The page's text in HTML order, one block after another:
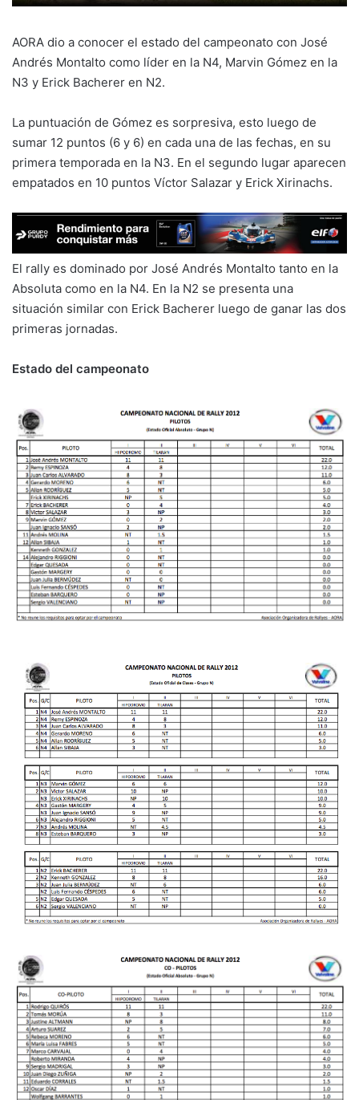
AORA dio a conocer el estado del campeonato con José
Andrés Montalto como líder en la N4, Marvin Gómez en la
N3 y Erick Bacherer en N2.
La puntuación de Gómez es sorpresiva, esto luego de
sumar 12 puntos (6 y 6) en cada una de las fechas, en su
primera temporada en la N3. En el segundo lugar aparecen
empatados en 10 puntos Víctor Salazar y Erick Xirinachs.
El rally es dominado por José Andrés Montalto tanto en la
Absoluta como en la N4. En la N2 se presenta una
situación similar con Erick Bacherer luego de ganar las dos
primeras jornadas.
Estado del campeonato